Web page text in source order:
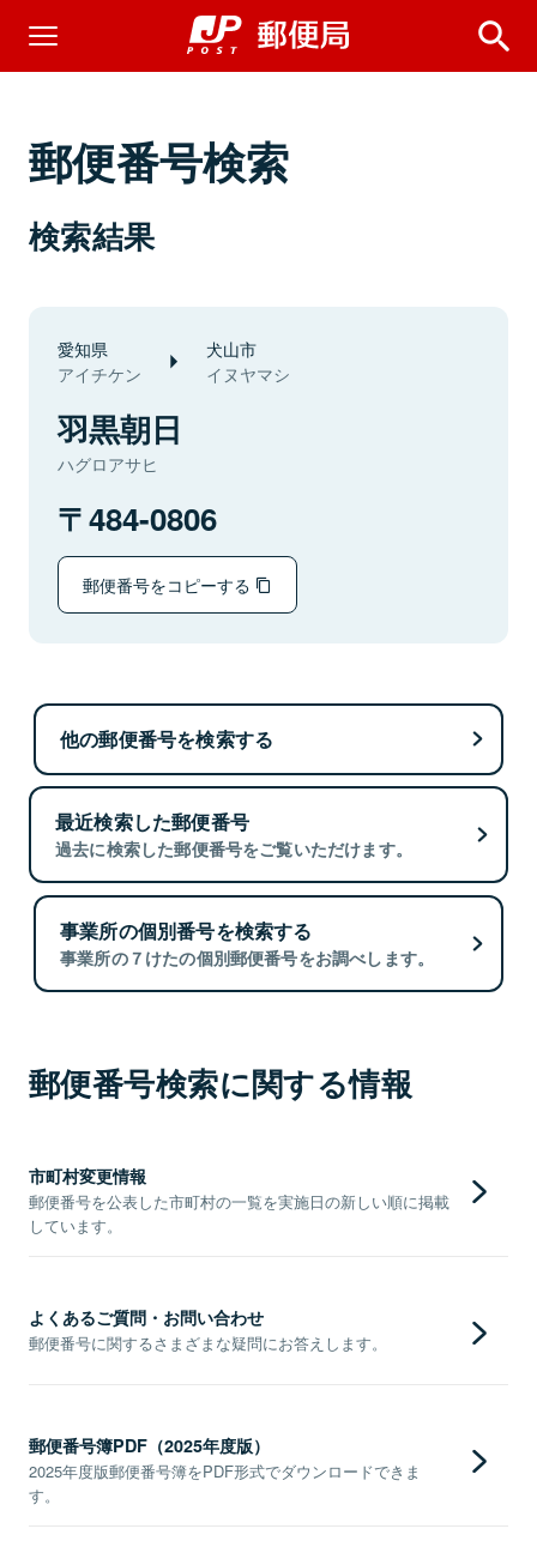
郵便番号検索
検索結果
愛知県
アイチケン
犬山市
イヌヤマシ
羽黒朝日
ハグロアサヒ
484-0806
郵便番号をコピーする
他の郵便番号を検索する
最近検索した郵便番号
過去に検索した郵便番号をご覧いただけます。
事業所の個別番号を検索する
事業所の７けたの個別郵便番号をお調べします。
郵便番号検索に関する情報
市町村変更情報
郵便番号を公表した市町村の一覧を実施日の新しい順に掲載
しています。
よくあるご質問・お問い合わせ
郵便番号に関するさまざまな疑問にお答えします。
郵便番号簿PDF（2025年度版）
2025年度版郵便番号簿をPDF形式でダウンロードできま
す。